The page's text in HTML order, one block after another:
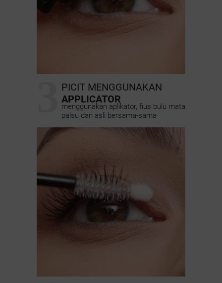
PICIT MENGGUNAKAN
APPLICATOR
menggunakan aplikator, fius bulu mata
palsu dan asli bersama-sama